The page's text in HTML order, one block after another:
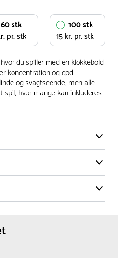
på ca. 6.000 kvadratmeter
produkter på hylderne til
er i Danmark normalt 1-3
og bestillingsvarer oplyses
kontakte dig via e-
om forventet
på bestilling, hvilket
leveret til kunden i løbet 3-6
være længere i højsæsonen.
60 stk
pr. stk
100 stk
15 kr. pr. stk
du spiller med en klokkebold
koncentration og god
og svagtseende, men alle
hvor mange kan inkluderes
hvor du spiller med en
Spillet kræver
Udviklet til
men alle kan være med. Et
og
Bredde :17 cm
0.03 kg